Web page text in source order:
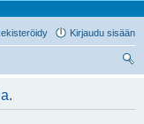
Kirjaudu sisään